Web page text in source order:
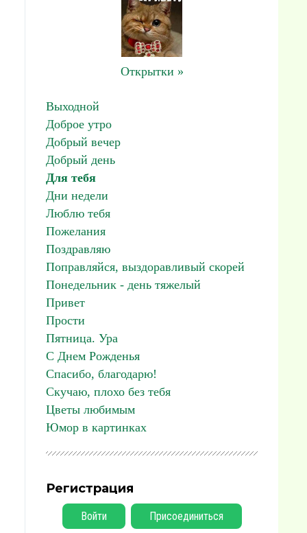
Открытки »
Выходной
Доброе утро
Добрый вечер
Добрый день
Для тебя
Дни недели
Люблю тебя
Пожелания
Поздравляю
Поправляйся, выздоравливый скорей
Понедельник - день тяжелый
Привет
Прости
Пятница. Ура
С Днем Рожденья
Спасибо, благодарю!
Скучаю, плохо без тебя
Цветы любимым
Юмор в картинках
Регистрация
Войти Присоединиться